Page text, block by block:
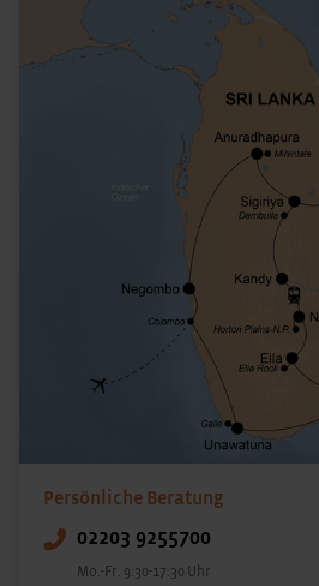
Persönliche Beratung
02203 9255700
Mo.-Fr. 9:30-17:30 Uhr